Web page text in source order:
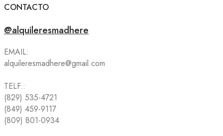
CONTACTO
@alquileresmadhere
EMAIL:
alquileresmadhere@gmail.com
TELF.:
(829) 535-4721
(849) 459-9117
(809) 801-0934